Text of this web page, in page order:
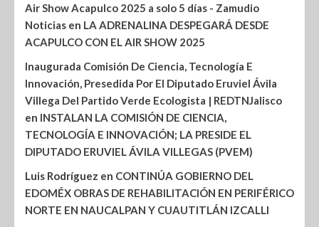
Air Show Acapulco 2025 a solo 5 días - Zamudio
Noticias en LA ADRENALINA DESPEGARÁ DESDE
ACAPULCO CON EL AIR SHOW 2025
Inaugurada Comisión De Ciencia, Tecnología E
Innovación, Presedida Por El Diputado Eruviel Ávila
Villega Del Partido Verde Ecologista | REDTNJalisco
en INSTALAN LA COMISIÓN DE CIENCIA,
TECNOLOGÍA E INNOVACIÓN; LA PRESIDE EL
DIPUTADO ERUVIEL ÁVILA VILLEGAS (PVEM)
Luis Rodríguez en CONTINÚA GOBIERNO DEL
EDOMÉX OBRAS DE REHABILITACIÓN EN PERIFÉRICO
NORTE EN NAUCALPAN Y CUAUTITLÁN IZCALLI